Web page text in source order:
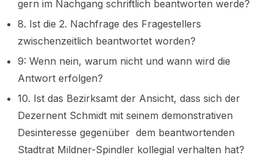
gern im Nachgang schriftlich beantworten werde?
8. Ist die 2. Nachfrage des Fragestellers
zwischenzeitlich beantwortet worden?
9: Wenn nein, warum nicht und wann wird die
Antwort erfolgen?
10. Ist das Bezirksamt der Ansicht, dass sich der
Dezernent Schmidt mit seinem demonstrativen
Desinteresse gegenüber dem beantwortenden
Stadtrat Mildner-Spindler kollegial verhalten hat?